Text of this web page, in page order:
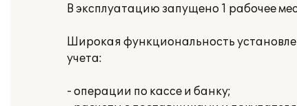
В эксплуатацию запущено 1 рабочее
Широкая функциональность
учета:
- операции по кассе и банку;